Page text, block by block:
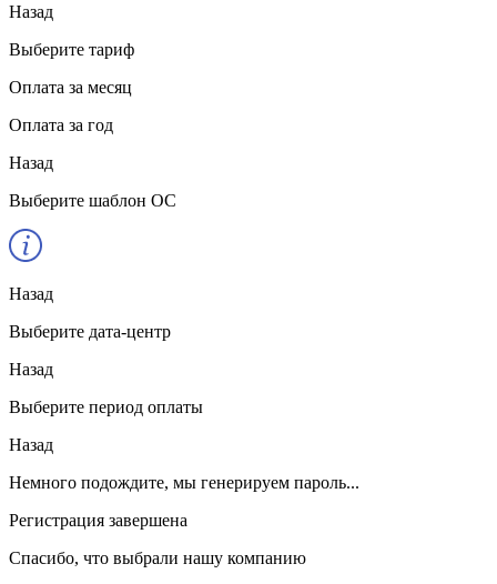
Назад
Выберите тариф
Оплата за месяц
Оплата за год
Назад
Выберите шаблон ОС
Назад
Выберите дата-центр
Назад
Выберите период оплаты
Назад
Немного подождите, мы генерируем пароль...
Регистрация завершена
Спасибо, что выбрали нашу компанию